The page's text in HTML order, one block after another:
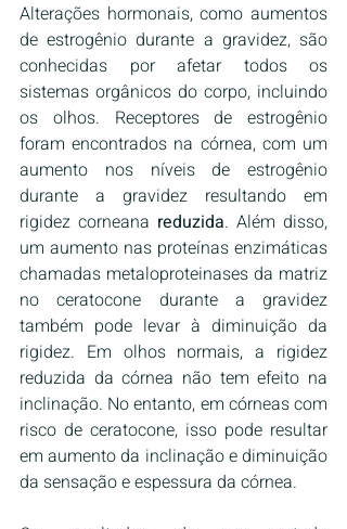
Alterações hormonais, como aumentos
de estrogênio durante a gravidez, são
conhecidas por afetar todos os
sistemas orgânicos do corpo, incluindo
os olhos. Receptores de estrogênio
foram encontrados na córnea, com um
aumento nos níveis de estrogênio
durante a gravidez resultando em
rigidez corneana reduzida. Além disso,
um aumento nas proteínas enzimáticas
chamadas metaloproteinases da matriz
no ceratocone durante a gravidez
também pode levar à diminuição da
rigidez. Em olhos normais, a rigidez
reduzida da córnea não tem efeito na
inclinação. No entanto, em córneas com
risco de ceratocone, isso pode resultar
em aumento da inclinação e diminuição
da sensação e espessura da córnea.